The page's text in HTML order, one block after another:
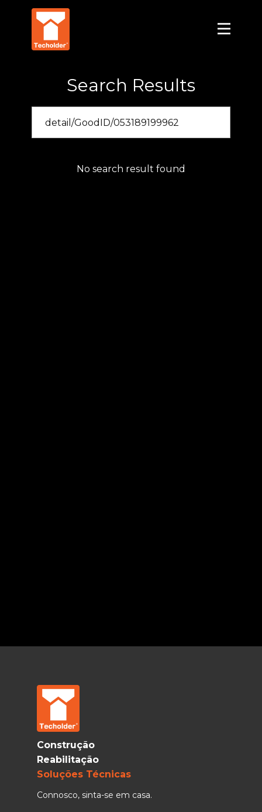
Search Results
No search result found
Construção
Reabilitação
Soluções Técnicas
Connosco, sinta-se em casa.